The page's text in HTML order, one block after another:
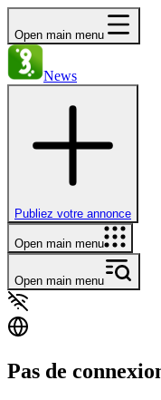
Open main menu
News
Publiez votre annonce
Open main menu
Open main menu
Pas de